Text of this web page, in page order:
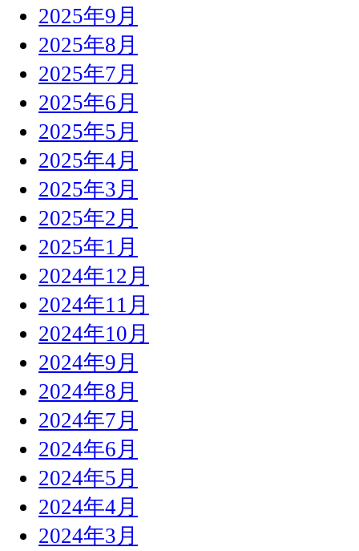
2025年9月
2025年8月
2025年7月
2025年6月
2025年5月
2025年4月
2025年3月
2025年2月
2025年1月
2024年12月
2024年11月
2024年10月
2024年9月
2024年8月
2024年7月
2024年6月
2024年5月
2024年4月
2024年3月